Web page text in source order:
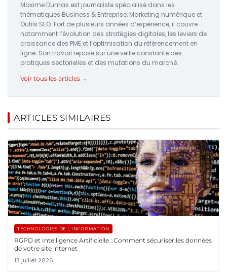
Maxime Dumas est journaliste spécialisé dans les
thématiques Business & Entreprise, Marketing numérique et
Outils SEO. Fort de plusieurs années d’expérience, il couvre
notamment l’évolution des stratégies digitales, les leviers de
croissance des PME et l’optimisation du référencement en
ligne. Son travail repose sur une veille constante des
pratiques sectorielles et des mutations du marché.
Voir tous les articles →
ARTICLES SIMILAIRES
TECHNOLOGIES DE L'INFORMATION
RGPD et Intelligence Artificielle : Comment sécuriser les données
de votre site internet
13 juillet 2026